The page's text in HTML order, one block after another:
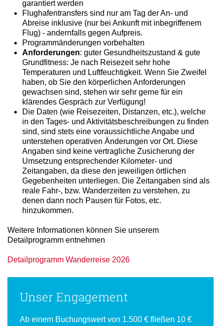
Eine Unterbringung im EZ kann in Monte Alto nicht
garantiert werden
Flughafentransfers sind nur am Tag der An- und
Abreise inklusive (nur bei Ankunft mit inbegriffenem
Flug) - andernfalls gegen Aufpreis.
Programmänderungen vorbehalten
Anforderungen : guter Gesundheitszustand & gute
Grundfitness: Je nach Reisezeit sehr hohe
Temperaturen und Luftfeuchtigkeit. Wenn Sie Zweifel
haben, ob Sie den körperlichen Anforderungen
gewachsen sind, stehen wir sehr gerne für ein
klärendes Gespräch zur Verfügung!
Die Daten (wie Reisezeiten, Distanzen, etc.), welche
in den Tages- und Aktivitätsbeschreibungen zu finden
sind, sind stets eine voraussichtliche Angabe und
unterstehen operativen Änderungen vor Ort. Diese
Angaben sind keine vertragliche Zusicherung der
Umsetzung entsprechender Kilometer- und
Zeitangaben, da diese den jeweiligen örtlichen
Gegebenheiten unterliegen. Die Zeitangaben sind als
reale Fahr-, bzw. Wanderzeiten zu verstehen, zu
denen dann noch Pausen für Fotos, etc.
Weitere Informationen können Sie unserem
Unser Engagement